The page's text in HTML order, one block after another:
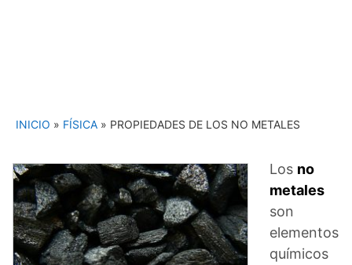
INICIO » FÍSICA » PROPIEDADES DE LOS NO METALES
Los no
metales
son
elementos
químicos